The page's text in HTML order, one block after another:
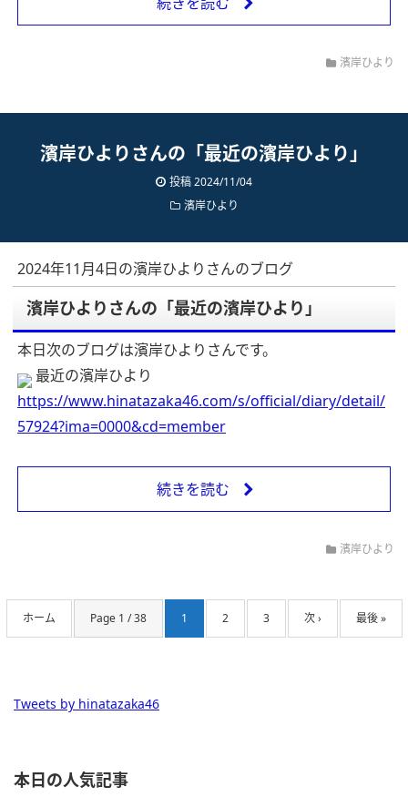
濱岸ひより
濱岸ひよりさんの「最近の濱岸ひより」
投稿 2024/11/04
濱岸ひより
2024年11月4日の濱岸ひよりさんのブログ
濱岸ひよりさんの「最近の濱岸ひより」
本日次のブログは濱岸ひよりさんです。
最近の濱岸ひより
https://www.hinatazaka46.com/s/official/diary/detail/
57924?ima=0000&cd=member
続きを読む
濱岸ひより
ホーム Page 1 / 38 1 2 3 次 › 最後 »
Tweets by hinatazaka46
本日の人気記事